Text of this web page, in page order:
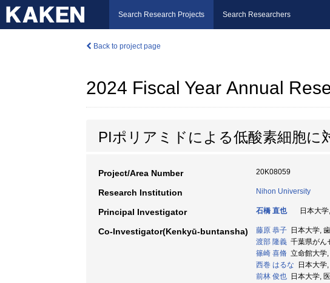
Search Research Projects Search Researchers
Back to project page
2024 Fiscal Year Annual
PIポリアミドによる低酸素細胞に
Project/Area Number 20K08059
Research Institution Nihon University
Principal Investigator 石橋 直也 日本大
Co-Investigator(Kenkyū-buntansha) 藤原 恭子 日本大学,
渡部 隆義 千葉県がん
篠崎 喜脩 立命館大学
西巻 はるな 日本大学
前林 俊也 日本大学,